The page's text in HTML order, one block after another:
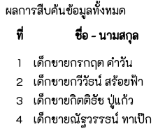
ผลการสืบค้นข้อมูลทั้งหมด
ที่
ชื่อ - นามสกุล
1
เด็กชายกรกฤต คำวัน
2
เด็กชายกวีวัธน์ สร้อยฟ้า
3
เด็กชายกิตติธัช ปู่แก้ว
4
เด็กชายณัฐวรรธน์ ทาเป๊ก